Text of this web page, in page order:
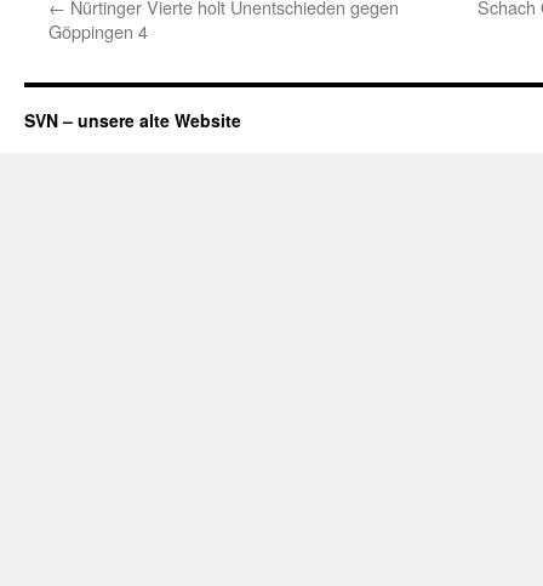
← Nürtinger Vierte holt Unentschieden gegen
Göppingen 4
Schach
SVN – unsere alte Website